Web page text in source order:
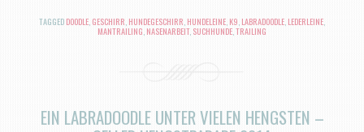
TAGGED DOODLE, GESCHIRR, HUNDEGESCHIRR, HUNDELEINE, K9, LABRADOODLE, LEDERLEINE,
MANTRAILING, NASENARBEIT, SUCHHUNDE,TRAILING
EIN LABRADOODLE UNTER VIELEN HENGSTEN –